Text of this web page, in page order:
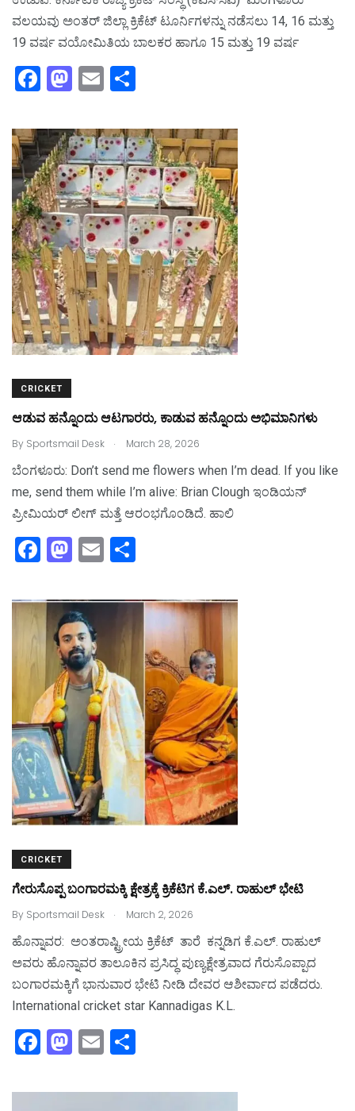
ವಲಯವು ಅಂತರ್‌ ಜಿಲ್ಲಾ ಕ್ರಿಕೆಟ್‌ ಟೂರ್ನಿಗಳನ್ನು ನಡೆಸಲು 14, 16 ಮತ್ತು
19 ವರ್ಷ ವಯೋಮಿತಿಯ ಬಾಲಕರ ಹಾಗೂ 15 ಮತ್ತು 19 ವರ್ಷ
F
a
c
e
b
o
o
k
M
a
st
o
d
o
n
E
m
ai
l
ar
e
CRICKET
ಆಡುವ ಹನ್ನೊಂದು ಆಟಗಾರರು, ಕಾಡುವ ಹನ್ನೊಂದು ಅಭಿಮಾನಿಗಳು
By Sportsmail Desk . March 28, 2026
ಬೆಂಗಳೂರು: Don’t send me flowers when I’m dead. If you like
me, send them while I’m alive: Brian Clough ಇಂಡಿಯನ್‌
ಪ್ರೀಮಿಯರ್‌ ಲೀಗ್‌ ಮತ್ತೆ ಆರಂಭಗೊಂಡಿದೆ. ಹಾಲಿ
F
a
c
e
b
o
o
k
M
a
st
o
d
o
n
E
m
ai
l
ar
e
CRICKET
ಗೇರುಸೊಪ್ಪ ಬಂಗಾರಮಕ್ಕಿ ಕ್ಷೇತ್ರಕ್ಕೆ ಕ್ರಿಕೆಟಿಗ ಕೆ.ಎಲ್. ರಾಹುಲ್ ಭೇಟಿ
By Sportsmail Desk . March 2, 2026
ಹೊನ್ನಾವರ: ಅಂತರಾಷ್ಟ್ರೀಯ ಕ್ರಿಕೆಟ್ ತಾರೆ ಕನ್ನಡಿಗ ಕೆ.ಎಲ್. ರಾಹುಲ್
ಅವರು ಹೊನ್ನಾವರ ತಾಲೂಕಿನ ಪ್ರಸಿದ್ಧ ಪುಣ್ಯಕ್ಷೇತ್ರವಾದ ಗೆರುಸೊಪ್ಪಾದ
ಬಂಗಾರಮಕ್ಕಿಗೆ ಭಾನುವಾರ ಭೇಟಿ ನೀಡಿ ದೇವರ ಆಶೀರ್ವಾದ ಪಡೆದರು.
International cricket star Kannadigas K.L.
F
a
c
M
a
st
E
m
ai ar